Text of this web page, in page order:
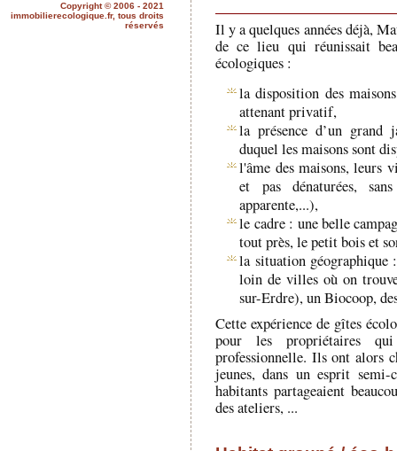
Il y a quelques années déjà,
de ce lieu qui réunissait
écologiques :
la disposition des
attenant privatif,
la présence d’un grand
duquel les maisons sont
l'âme des maisons, leurs
et pas dénaturées,
apparente,...),
le cadre : une belle
tout près, le petit bois et
la situation géographique
loin de villes où on
sur-Erdre), un Biocoop,
Cette expérience de gîtes
pour les propriétaires
professionnelle. Ils ont alors
jeunes, dans un esprit
habitants partageaient
des ateliers, ...
Copyright © 2006 - 2021
immobilierecologique.fr, tous droits
réservés